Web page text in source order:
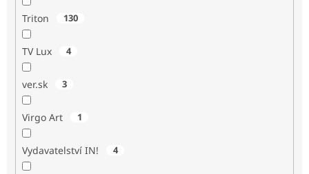
Triton 130
TV Lux 4
ver.sk 3
Virgo Art 1
Vydavatelství IN! 4